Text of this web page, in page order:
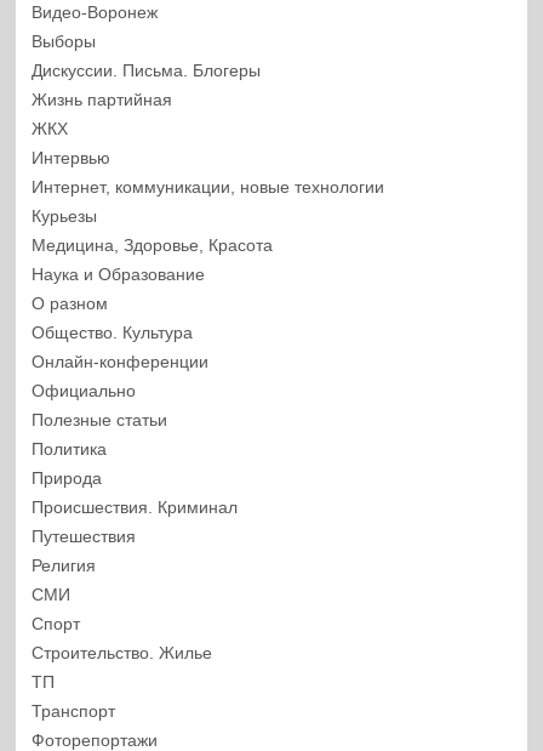
Видео-Воронеж
Выборы
Дискуссии. Письма. Блогеры
Жизнь партийная
ЖКХ
Интервью
Интернет, коммуникации, новые технологии
Курьезы
Медицина, Здоровье, Красота
Наука и Образование
О разном
Общество. Культура
Онлайн-конференции
Официально
Полезные статьи
Политика
Природа
Происшествия. Криминал
Путешествия
Религия
СМИ
Спорт
Строительство. Жилье
ТП
Транспорт
Фоторепортажи